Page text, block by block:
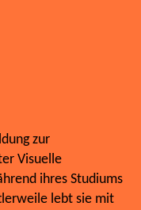
zur
Visuelle
ihres Studiums
lebt sie mit